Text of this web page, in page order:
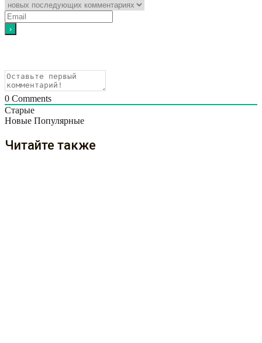
0 Comments
Старые
Новые Популярные
Читайте также